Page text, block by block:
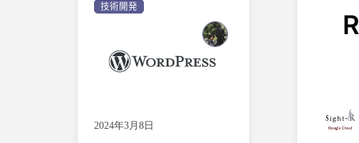
技術開発
2024年3月8日
R